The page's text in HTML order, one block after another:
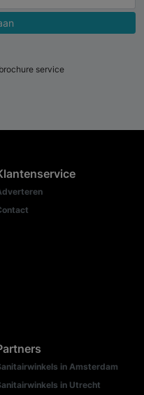
service
in Amsterdam
in Utrecht